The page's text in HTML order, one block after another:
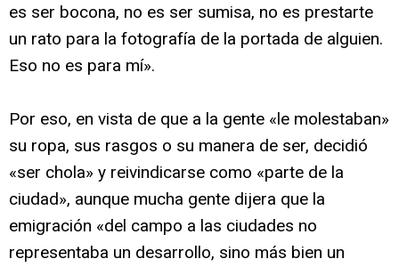
es ser bocona, no es ser sumisa, no es prestarte
un rato para la fotografía de la portada de alguien.
Eso no es para mí».
Por eso, en vista de que a la gente «le molestaban»
su ropa, sus rasgos o su manera de ser, decidió
«ser chola» y reivindicarse como «parte de la
ciudad», aunque mucha gente dijera que la
emigración «del campo a las ciudades no
representaba un desarrollo, sino más bien un